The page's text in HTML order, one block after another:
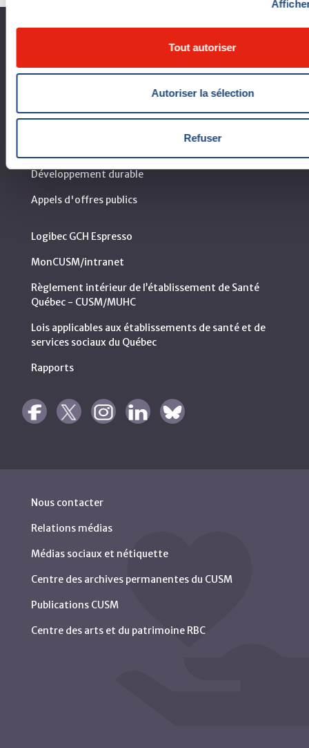
Tout autoriser
Autoriser la sélection
Refuser
Coup d'œil sur le CUSM
Vision, mission et valeurs
Développement durable
Appels d'offres publics
Logibec GCH Espresso
MonCUSM/intranet
Règlement intérieur de l’établissement de Santé
Québec - CUSM/MUHC
Lois applicables aux établissements de santé et de
services sociaux du Québec
Rapports
Nous contacter
Relations médias
Médias sociaux et nétiquette
Centre des archives permanentes du CUSM
Publications CUSM
Centre des arts et du patrimoine RBC